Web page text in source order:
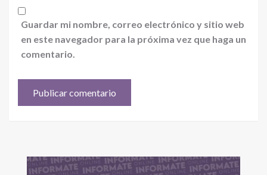
Guardar mi nombre, correo electrónico y sitio web
en este navegador para la próxima vez que haga un
comentario.